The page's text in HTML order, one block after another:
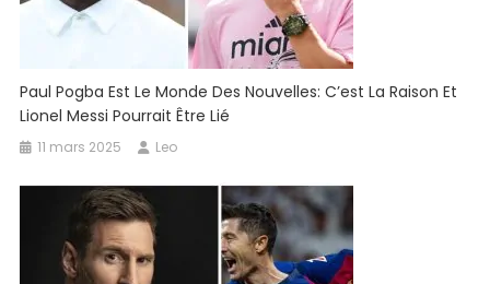
Paul Pogba Est Le Monde Des Nouvelles: C’est La Raison Et
Lionel Messi Pourrait Être Lié
11 mars 2025 Leo